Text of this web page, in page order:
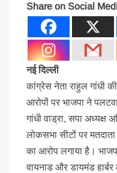
Share on Social
नई दिल्ली
कांग्रेस नेता राहुल गांधी
आरोपों पर भाजपा ने
गांधी वाड्रा, सपा
लोकसभा सीटों पर
का आरोप लगाया है।
वायनाड और डायमंड